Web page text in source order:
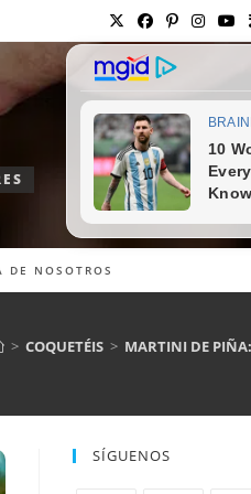
DE NOSOTROS
> COQUETÉIS > MARTINI DE
SÍGUENOS